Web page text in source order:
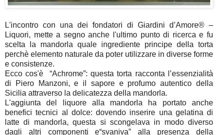
L'incontro con una dei fondatori di Giardini d’Amore® –
Liquori, mette a segno anche l'ultimo punto di ricerca e fu
scelta la mandorla quale ingrediente principe della torta
perchè elemento naturale da poter utilizzare in diverse forme
e consistenze.
Ecco cos'è “Achrome”: questa torta racconta l’essenzialità
di Piero Manzoni, e il sapore e profumo autentico della
Sicilia attraverso la delicatezza della mandorla.
L'aggiunta del liquore alla mandorla ha portato anche
benefici tecnici al dolce: dovendo inserire una gelatina di
latte di mandorla, questa si scongelava in modo diverso
dagli altri componenti e“svaniva” alla presenza della